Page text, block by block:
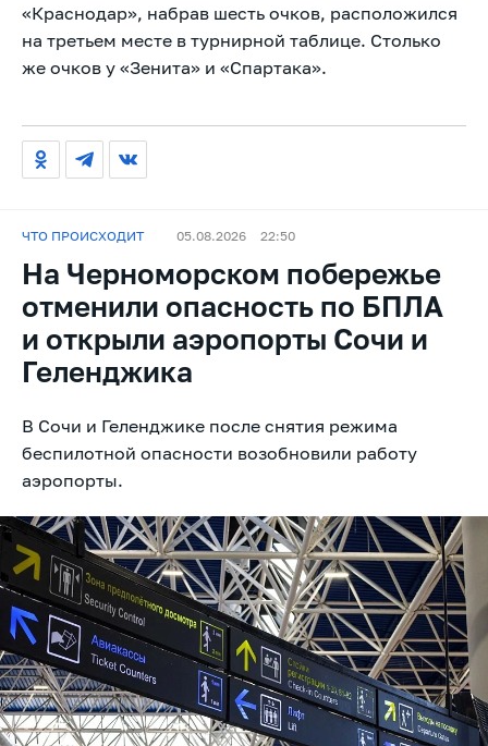
«Краснодар», набрав шесть очков, расположился
на третьем месте в турнирной таблице. Столько
же очков у «Зенита» и «Спартака».
ЧТО ПРОИСХОДИТ 05.08.2026 22:50
На Черноморском побережье
отменили опасность по БПЛА
и открыли аэропорты Сочи и
Геленджика
В Сочи и Геленджике после снятия режима
беспилотной опасности возобновили работу
аэропорты.